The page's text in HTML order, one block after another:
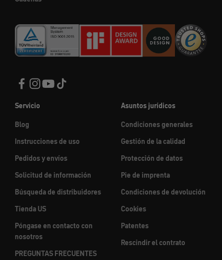
Servicio
Blog
Instrucciones de uso
Pedidos y envíos
Solicitud de información
Búsqueda de distribuidores
Tienda US
Póngase en contacto con
nosotros
PREGUNTAS FRECUENTES
Asuntos jurídicos
Condiciones generales
Gestión de la calidad
Protección de datos
Pie de imprenta
Condiciones de devolución
Cookies
Patentes
Rescindir el contrato